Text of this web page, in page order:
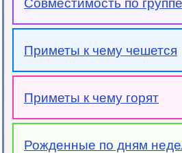
Совместимость по
Приметы к чему чешется
Приметы к чему горят
Рожденные по дням